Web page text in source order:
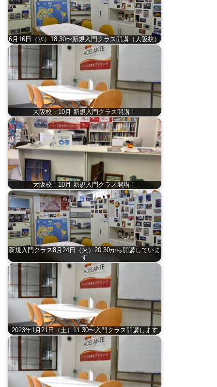
6月16日（水）18:30〜新規入門クラス開講（大阪校）
大阪校：10月 新規入門クラス開講！
大阪校：10月 新規入門クラス開講！
新規入門クラス8月24日（火）20:30から開講していま
す
2023年1月21日（土）11:30〜入門クラス開講します